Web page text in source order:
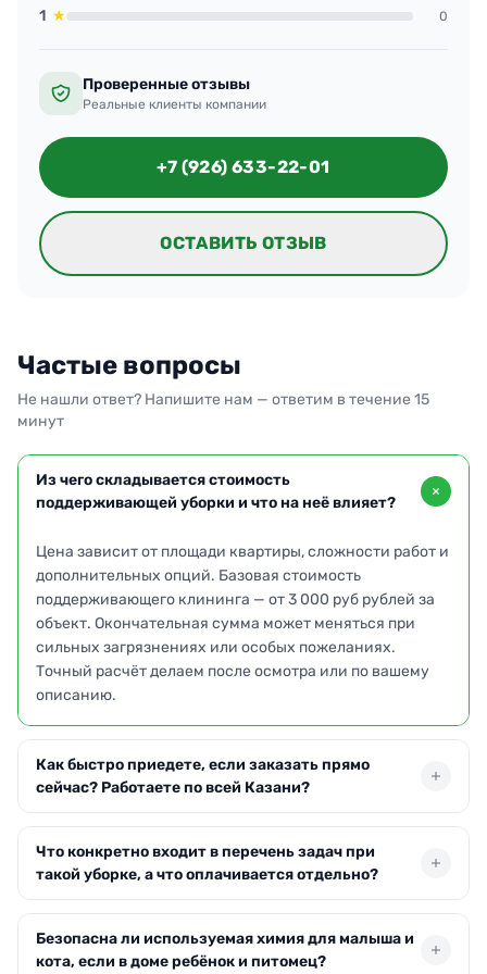
1 ★ 0
Проверенные отзывы
Реальные клиенты компании
+7 (926) 633-22-01
ОСТАВИТЬ ОТЗЫВ
Частые вопросы
Не нашли ответ? Напишите нам — ответим в течение 15
минут
Из чего складывается стоимость
поддерживающей уборки и что на неё влияет?
Цена зависит от площади квартиры, сложности работ и
дополнительных опций. Базовая стоимость
поддерживающего клининга — от 3 000 руб рублей за
объект. Окончательная сумма может меняться при
сильных загрязнениях или особых пожеланиях.
Точный расчёт делаем после осмотра или по вашему
описанию.
Как быстро приедете, если заказать прямо
сейчас? Работаете по всей Казани?
ближайшие даты. Мы обслуживаем все районы Казани:
от центра до окраин. При заказе до обеда часто можем
организовать визит на следующий день. Время
прибытия согласуем заранее.
Что конкретно входит в перечень задач при
такой уборке, а что оплачивается отдельно?
полов, удаление пыли с поверхностей, чистка
Безопасна ли используемая химия для малыша и
кота, если в доме ребёнок и питомец?